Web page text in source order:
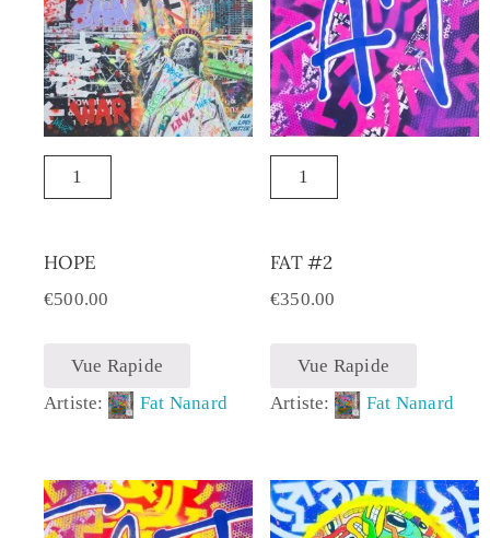
HOPE
€500.00
Vue Rapide
Artiste:
Fat Nanard
FAT #2
€350.00
Vue Rapide
Artiste:
Fat Nanard